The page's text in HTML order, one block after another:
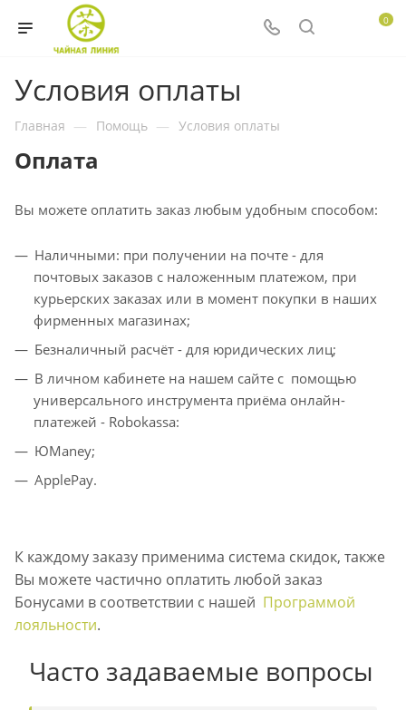
0
Условия оплаты
Главная — Помощь — Условия оплаты
Оплата
Вы можете оплатить заказ любым удобным способом:
Наличными: при получении на почте - для
почтовых заказов с наложенным платежом, при
курьерских заказах или в момент покупки в наших
фирменных магазинах;
Безналичный расчёт - для юридических лиц;
В личном кабинете на нашем сайте с помощью
универсального инструмента приёма онлайн-
платежей - Robokassa:
ЮManey;
ApplePay.
К каждому заказу применима система скидок, также
Вы можете частично оплатить любой заказ
Бонусами в соответствии с нашей Программой
лояльности.
Часто задаваемые вопросы